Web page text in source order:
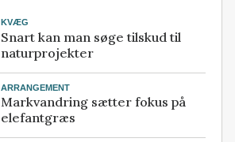
KVÆG
Snart kan man søge tilskud til
naturprojekter
ARRANGEMENT
Markvandring sætter fokus på
elefantgræs